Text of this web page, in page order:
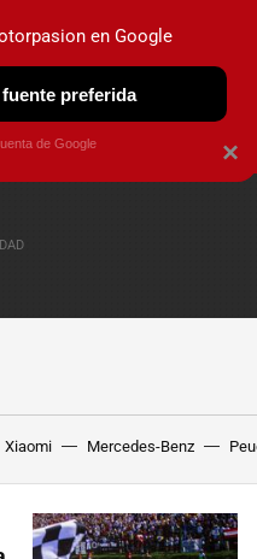
OBSERVATORIO
Xiaomi Mercedes-Benz
×
en Google
preferida
de Google